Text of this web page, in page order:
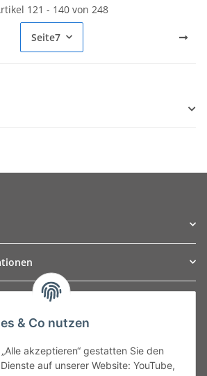
121 - 140 von 248
Seite7
& Co nutzen
akzeptieren“ gestatten Sie den
auf unserer Website: YouTube,